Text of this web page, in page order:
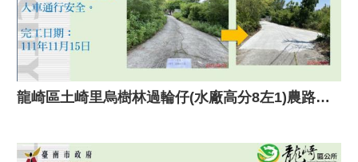
龍崎區土崎里烏樹林過輪仔(水廠高分8左1)農路改善工程